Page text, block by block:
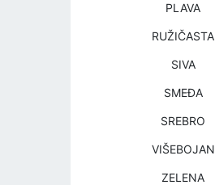
PLAVA
RUŽIČASTA
SIVA
SMEĐA
SREBRO
VIŠEBOJAN
ZELENA